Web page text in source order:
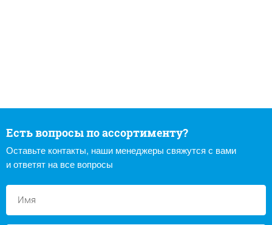
Есть вопросы по ассортименту?
Оставьте контакты, наши менеджеры свяжутся с вами
и ответят на все вопросы